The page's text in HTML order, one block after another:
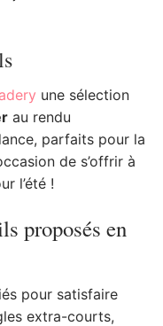
une sélection
au rendu
parfaits pour la
de s’offrir à
l’été !
proposés en
pour satisfaire
extra-courts,